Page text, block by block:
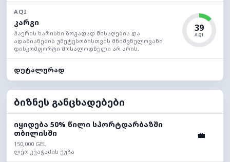
AQI
კარგი
ჰაერის ხარისხი ზოგადად მისაღებია და
ადამიანების უმეტესობისთვის მნიშვნელოვანი
დისკომფორტი მოსალოდნელი არ არის.
39
AQI
დეტალურად
ბიზნეს განცხადებები
იყიდება 50% წილი სპორტდარბაზში
თბილისში
150,000 GEL
ლეო კვაჭაძის ქუჩა
💼